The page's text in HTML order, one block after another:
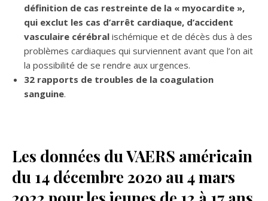
définition de cas restreinte de la « myocardite »,
qui exclut les cas d’arrêt cardiaque, d’accident
vasculaire cérébral ischémique et de décès dus à des
problèmes cardiaques qui surviennent avant que l’on ait
la possibilité de se rendre aux urgences.
32 rapports de troubles de la coagulation
sanguine.
Les données du VAERS américain
du 14 décembre 2020 au 4 mars